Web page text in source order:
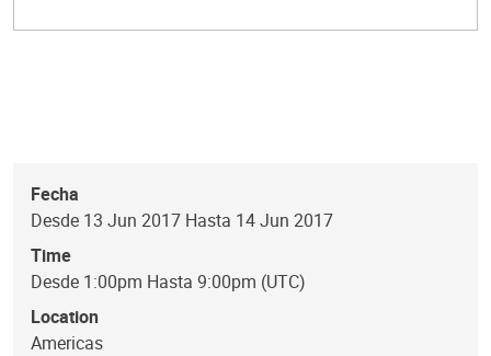
Fecha
Desde 13 Jun 2017 Hasta 14 Jun 2017
Time
Desde 1:00pm Hasta 9:00pm (UTC)
Location
Americas